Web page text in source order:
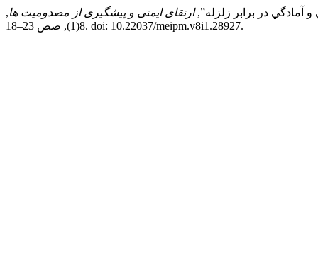
ارتقای ایمنی و پیشگیری از مصدومیت ها,
8(1), صص 23–18. doi: 10.22037/meipm.v8i1.28927.